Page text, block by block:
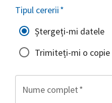
Tipul cererii*
Ștergeți-mi datele
Trimiteți-mi o
Nume complet*